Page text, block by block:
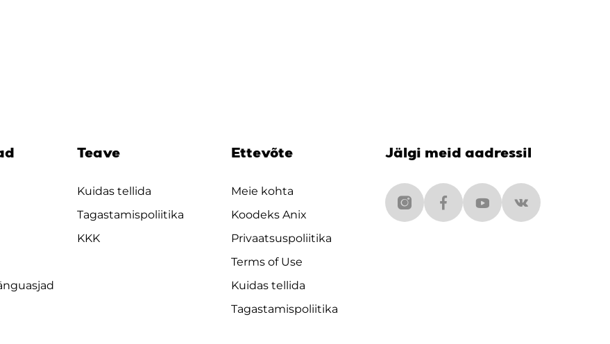
Teave
Kuidas tellida
Tagastamispoliitika
KKK
Ettevõte
Meie kohta
Koodeks Anix
Privaatsuspoliitika
Terms of Use
Kuidas tellida
Tagastamispoliitika
Jälgi meid aadressil